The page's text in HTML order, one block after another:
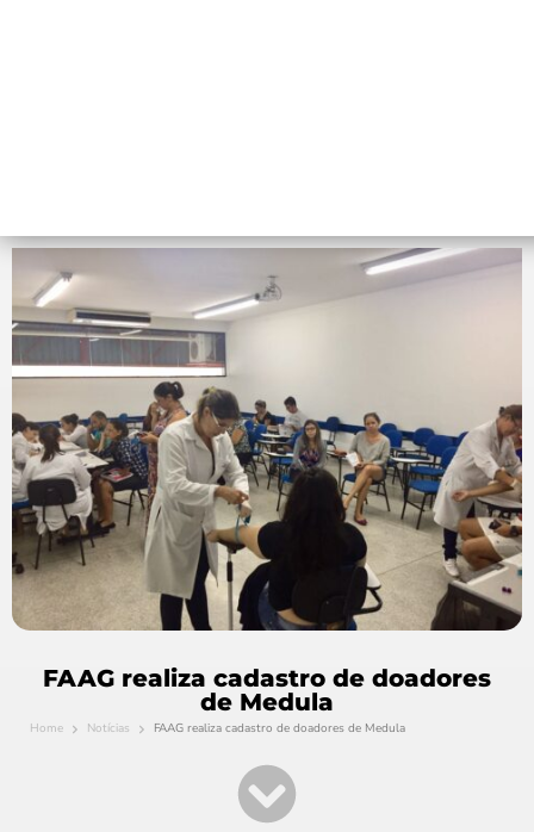
FAAG realiza cadastro de doadores
de Medula
Home Notícias FAAG realiza cadastro de doadores de Medula